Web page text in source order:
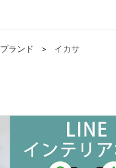
ブランド ＞ イカサ